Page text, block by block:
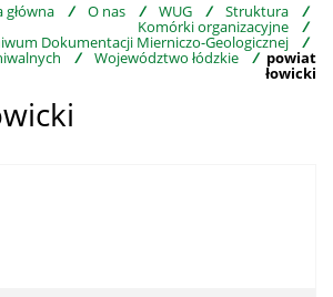
główna / O nas / WUG / Struktura /
Komórki organizacyjne /
Dokumentacji Mierniczo-Geologicznej /
/ Województwo łódzkie / powiat
łowicki